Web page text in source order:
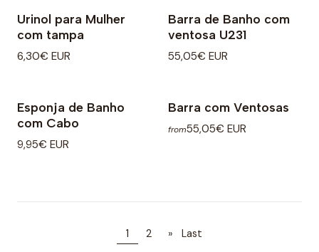
Urinol para Mulher
com tampa
6,30€ EUR
Barra de Banho com
ventosa U231
55,05€ EUR
Esponja de Banho
com Cabo
9,95€ EUR
Barra com Ventosas
from55,05€ EUR
1 2 » Last